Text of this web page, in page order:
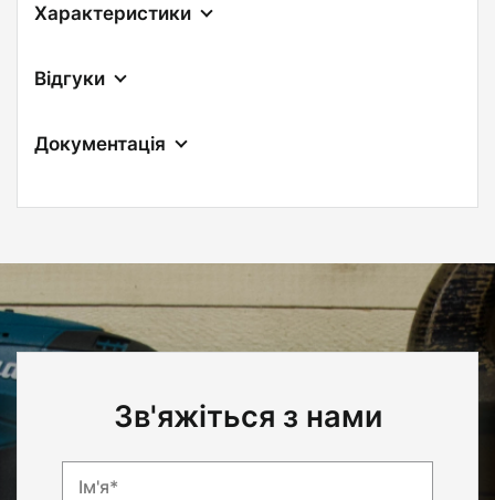
Характеристики
Відгуки
Документація
Зв'яжіться з нами
Ім'я*